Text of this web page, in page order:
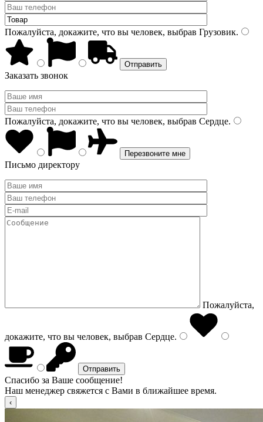
Пожалуйста, докажите, что вы человек, выбрав Грузовик.
Заказать звонок
Пожалуйста, докажите, что вы человек, выбрав Сердце.
Письмо директору
Пожалуйста,
докажите, что вы человек, выбрав Сердце.
Спасибо за Ваше сообщение!
Наш менеджер свяжется с Вами в ближайшее время.